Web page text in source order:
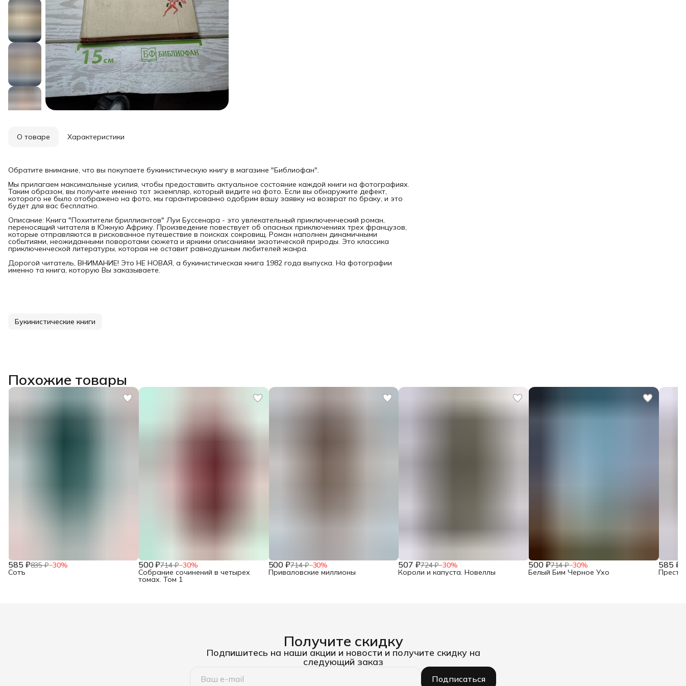
О товаре Характеристики
Обратите внимание, что вы покупаете букинистическую книгу в магазине "Библиофан".
Мы прилагаем максимальные усилия, чтобы предоставить актуальное состояние каждой книги на фотографиях.
Таким образом, вы получите именно тот экземпляр, который видите на фото. Если вы обнаружите дефект,
которого не было отображено на фото, мы гарантированно одобрим вашу заявку на возврат по браку, и это
будет для вас бесплатно.
Описание: Книга "Похитители бриллиантов" Луи Буссенара - это увлекательный приключенческий роман,
переносящий читателя в Южную Африку. Произведение повествует об опасных приключениях трех французов,
которые отправляются в рискованное путешествие в поисках сокровищ. Роман наполнен динамичными
событиями, неожиданными поворотами сюжета и яркими описаниями экзотической природы. Это классика
приключенческой литературы, которая не оставит равнодушным любителей жанра.
Дорогой читатель, ВНИМАНИЕ! Это НЕ НОВАЯ, а букинистическая книга 1982 года выпуска. На фотографии
именно та книга, которую Вы заказываете.
Букинистические книги
Похожие товары
585 ₽835 ₽−30%
Сотъ
500 ₽714 ₽−30%
Собрание сочинений в четырех
томах. Том 1
500 ₽714 ₽−30%
Приваловские миллионы
507 ₽724 ₽−30%
Короли и капуста. Новеллы
500 ₽714 ₽−30%
Белый Бим Черное Ухо
585 ₽
Получите скидку
Подпишитесь на наши акции и новости и получите скидку на
следующий заказ
Подписаться